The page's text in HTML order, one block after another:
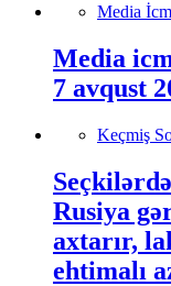
Media
Media
7 avqust
Keçmiş
Rusiya
axtarır,
ehtimalı